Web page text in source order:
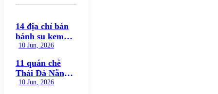
14 địa chỉ bán
bánh su kem
ngon nổi bật,
hiện nay
10 Jun, 2026
11 quán chè
Thái Đà Nẵng
ngon nức tiếng,
10 Jun, 2026